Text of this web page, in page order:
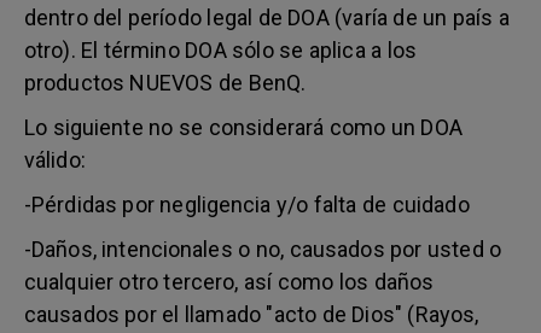
dentro del período legal de DOA (varía de un país a
otro). El término DOA sólo se aplica a los
productos NUEVOS de BenQ.
Lo siguiente no se considerará como un DOA
válido:
-Pérdidas por negligencia y/o falta de cuidado
-Daños, intencionales o no, causados por usted o
cualquier otro tercero, así como los daños
causados por el llamado "acto de Dios" (Rayos,